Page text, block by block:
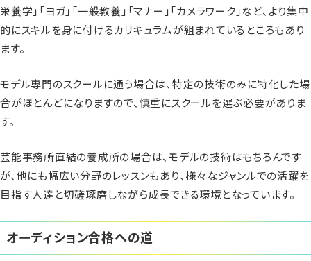
栄養学」「ヨガ」「一般教養」「マナー」「カメラワーク」など、より集中
的にスキルを身に付けるカリキュラムが組まれているところもあり
ます。
モデル専門のスクールに通う場合は、特定の技術のみに特化した場
合がほとんどになりますので、慎重にスクールを選ぶ必要がありま
す。
芸能事務所直結の養成所の場合は、モデルの技術はもちろんです
が、他にも幅広い分野のレッスンもあり、様々なジャンルでの活躍を
目指す人達と切磋琢磨しながら成長できる環境となっています。
オーディション合格への道